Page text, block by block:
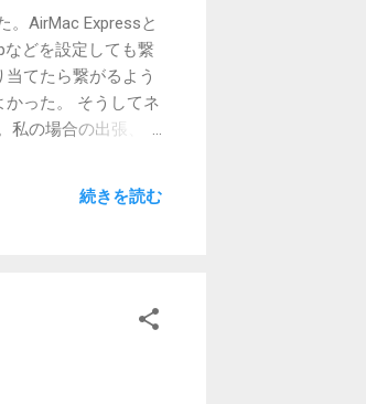
定。 万歳。 送信の
、送信設定はメイ
け。 ちなみに、
メインのものにセ
分かる...
。AirMac Expressと
どを設定しても繋
てたら繋がるよう
った。 そうしてネ
の場合の出張、そ
ではなくて、物理的
とストレスを感じま
度は微妙な反応の
キスト打ちに優れ
続きを読む